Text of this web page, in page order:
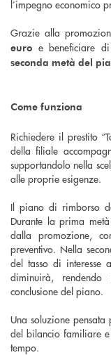
l’impegno economico
Grazie alla
euro e beneficiare
seconda metà del
Come funziona
Richiedere il prestito
della filiale
supportandolo nella
alle proprie esigenze.
Il piano di rimborso
Durante la prima
dalla promozione,
preventivo. Nella
del tasso di interesse
diminuirà,
conclusione del piano.
Una soluzione
del bilancio familiare
tempo.